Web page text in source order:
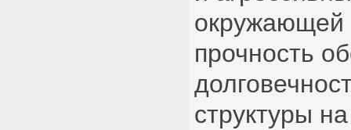
окружающей
прочность
структуры